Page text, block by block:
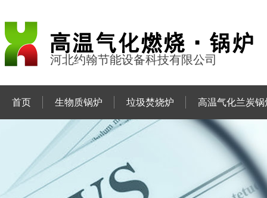
河北约翰节能设备科技有限公司
首页 生物质锅炉 垃圾焚烧炉 高温气化兰炭锅